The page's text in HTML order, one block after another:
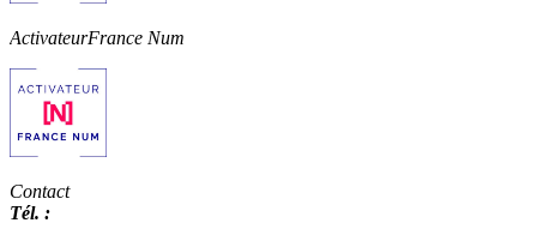
ActivateurFrance Num
Contact
Tél. :